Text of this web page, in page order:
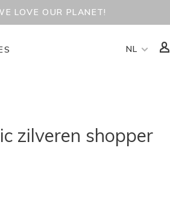
LOVE OUR PLANET!
NL
zilveren shopper